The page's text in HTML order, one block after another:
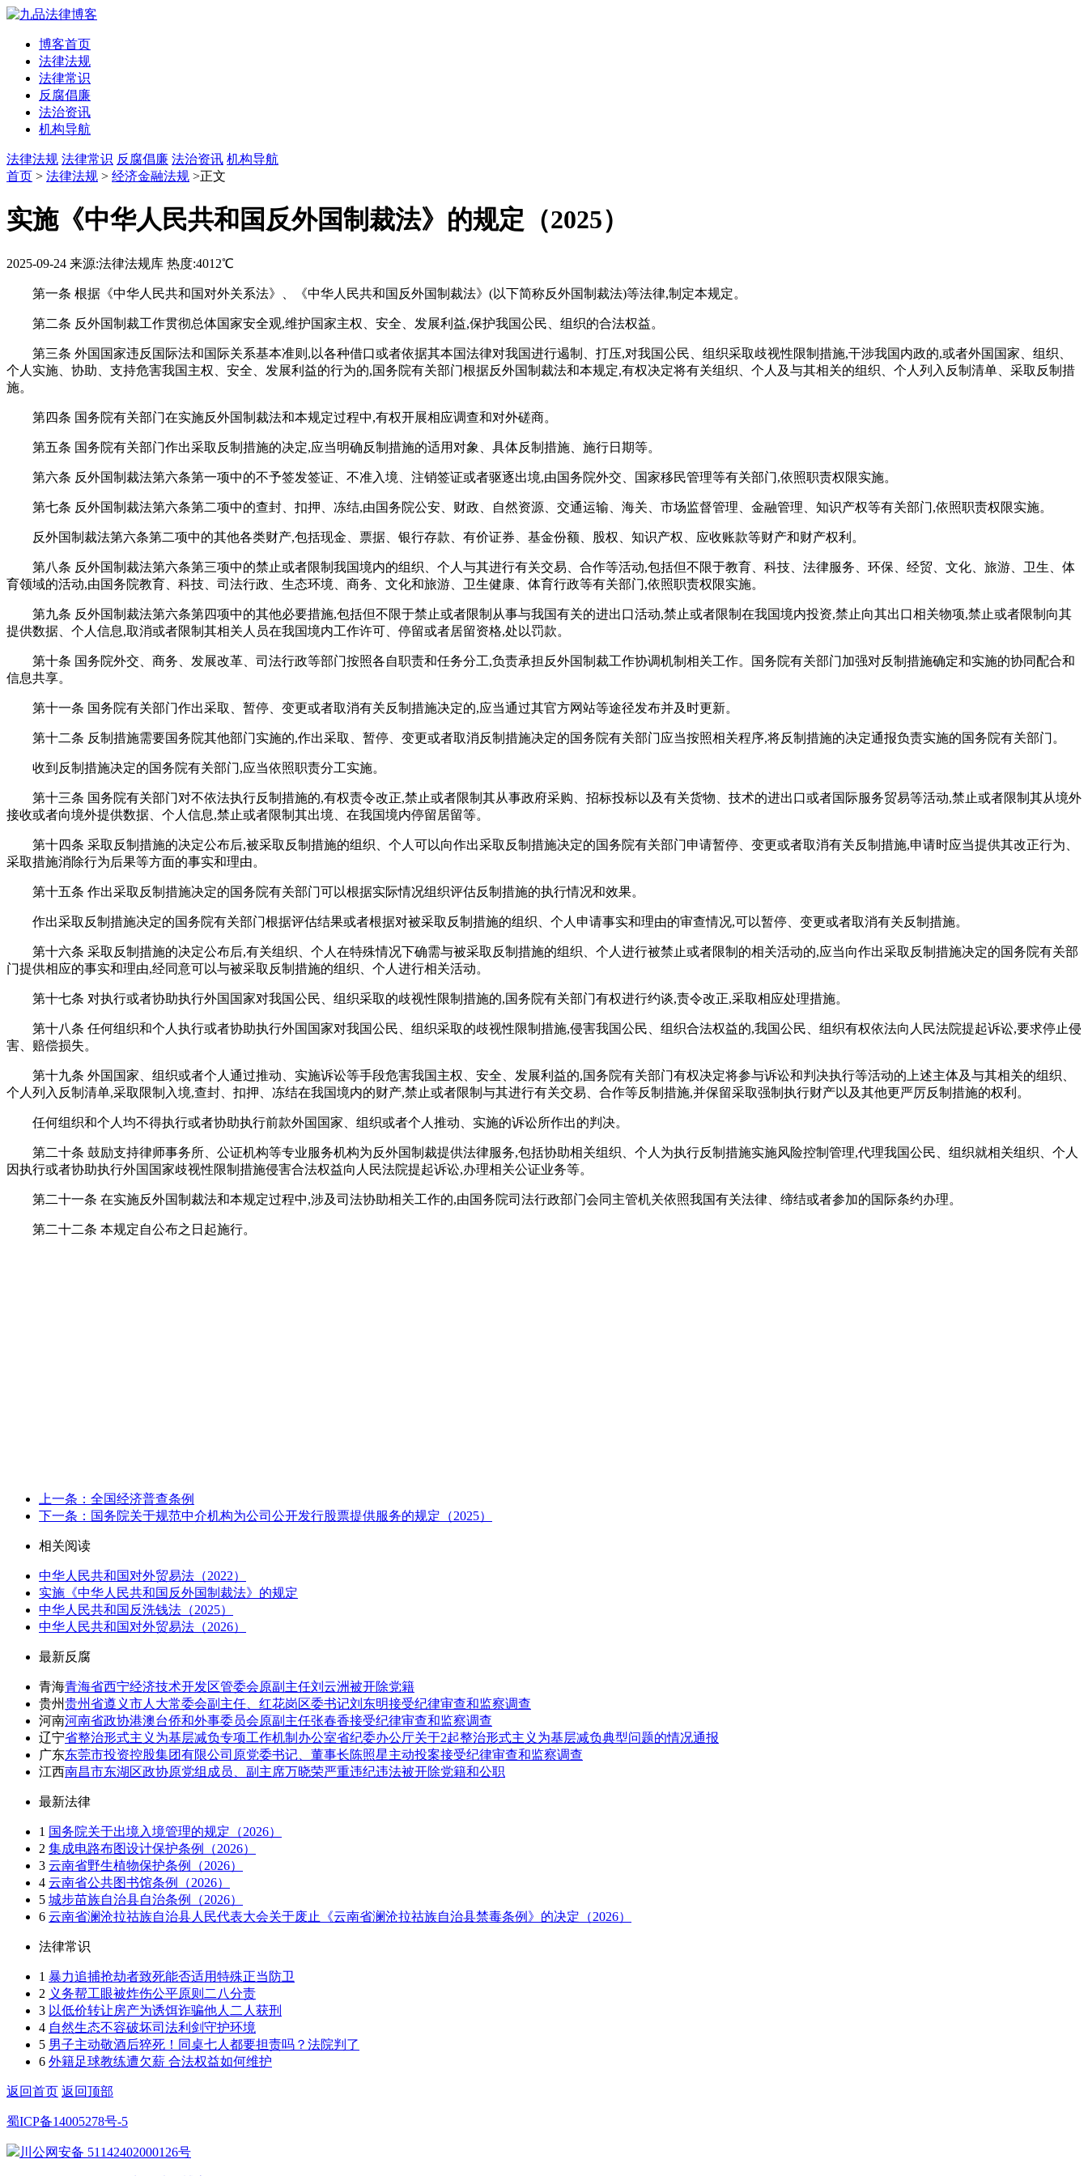
博客首页
法律法规
法律常识
反腐倡廉
法治资讯
机构导航
法律法规 法律常识 反腐倡廉 法治资讯 机构导航
首页 > 法律法规 > 经济金融法规 >正文
实施《中华人民共和国反外国制裁法》的规定（2025）
2025-09-24 来源:法律法规库 热度:4012℃
第一条 根据《中华人民共和国对外关系法》、《中华人民共和国反外国制裁法》(以下简称反外国制裁法)等法律,制定本规定。
第二条 反外国制裁工作贯彻总体国家安全观,维护国家主权、安全、发展利益,保护我国公民、组织的合法权益。
第三条 外国国家违反国际法和国际关系基本准则,以各种借口或者依据其本国法律对我国进行遏制、打压,对我国公民、组织采取歧视性限制措施,干涉我国内政的,或者外国国家、组织、
个人实施、协助、支持危害我国主权、安全、发展利益的行为的,国务院有关部门根据反外国制裁法和本规定,有权决定将有关组织、个人及与其相关的组织、个人列入反制清单、采取反制措
施。
第四条 国务院有关部门在实施反外国制裁法和本规定过程中,有权开展相应调查和对外磋商。
第五条 国务院有关部门作出采取反制措施的决定,应当明确反制措施的适用对象、具体反制措施、施行日期等。
第六条 反外国制裁法第六条第一项中的不予签发签证、不准入境、注销签证或者驱逐出境,由国务院外交、国家移民管理等有关部门,依照职责权限实施。
第七条 反外国制裁法第六条第二项中的查封、扣押、冻结,由国务院公安、财政、自然资源、交通运输、海关、市场监督管理、金融管理、知识产权等有关部门,依照职责权限实施。
反外国制裁法第六条第二项中的其他各类财产,包括现金、票据、银行存款、有价证券、基金份额、股权、知识产权、应收账款等财产和财产权利。
第八条 反外国制裁法第六条第三项中的禁止或者限制我国境内的组织、个人与其进行有关交易、合作等活动,包括但不限于教育、科技、法律服务、环保、经贸、文化、旅游、卫生、体
育领域的活动,由国务院教育、科技、司法行政、生态环境、商务、文化和旅游、卫生健康、体育行政等有关部门,依照职责权限实施。
第九条 反外国制裁法第六条第四项中的其他必要措施,包括但不限于禁止或者限制从事与我国有关的进出口活动,禁止或者限制在我国境内投资,禁止向其出口相关物项,禁止或者限制向其
提供数据、个人信息,取消或者限制其相关人员在我国境内工作许可、停留或者居留资格,处以罚款。
第十条 国务院外交、商务、发展改革、司法行政等部门按照各自职责和任务分工,负责承担反外国制裁工作协调机制相关工作。国务院有关部门加强对反制措施确定和实施的协同配合和
信息共享。
第十一条 国务院有关部门作出采取、暂停、变更或者取消有关反制措施决定的,应当通过其官方网站等途径发布并及时更新。
第十二条 反制措施需要国务院其他部门实施的,作出采取、暂停、变更或者取消反制措施决定的国务院有关部门应当按照相关程序,将反制措施的决定通报负责实施的国务院有关部门。
收到反制措施决定的国务院有关部门,应当依照职责分工实施。
第十三条 国务院有关部门对不依法执行反制措施的,有权责令改正,禁止或者限制其从事政府采购、招标投标以及有关货物、技术的进出口或者国际服务贸易等活动,禁止或者限制其从境外
接收或者向境外提供数据、个人信息,禁止或者限制其出境、在我国境内停留居留等。
第十四条 采取反制措施的决定公布后,被采取反制措施的组织、个人可以向作出采取反制措施决定的国务院有关部门申请暂停、变更或者取消有关反制措施,申请时应当提供其改正行为、
采取措施消除行为后果等方面的事实和理由。
第十五条 作出采取反制措施决定的国务院有关部门可以根据实际情况组织评估反制措施的执行情况和效果。
作出采取反制措施决定的国务院有关部门根据评估结果或者根据对被采取反制措施的组织、个人申请事实和理由的审查情况,可以暂停、变更或者取消有关反制措施。
第十六条 采取反制措施的决定公布后,有关组织、个人在特殊情况下确需与被采取反制措施的组织、个人进行被禁止或者限制的相关活动的,应当向作出采取反制措施决定的国务院有关部
门提供相应的事实和理由,经同意可以与被采取反制措施的组织、个人进行相关活动。
第十七条 对执行或者协助执行外国国家对我国公民、组织采取的歧视性限制措施的,国务院有关部门有权进行约谈,责令改正,采取相应处理措施。
第十八条 任何组织和个人执行或者协助执行外国国家对我国公民、组织采取的歧视性限制措施,侵害我国公民、组织合法权益的,我国公民、组织有权依法向人民法院提起诉讼,要求停止侵
害、赔偿损失。
第十九条 外国国家、组织或者个人通过推动、实施诉讼等手段危害我国主权、安全、发展利益的,国务院有关部门有权决定将参与诉讼和判决执行等活动的上述主体及与其相关的组织、
个人列入反制清单,采取限制入境,查封、扣押、冻结在我国境内的财产,禁止或者限制与其进行有关交易、合作等反制措施,并保留采取强制执行财产以及其他更严厉反制措施的权利。
任何组织和个人均不得执行或者协助执行前款外国国家、组织或者个人推动、实施的诉讼所作出的判决。
第二十条 鼓励支持律师事务所、公证机构等专业服务机构为反外国制裁提供法律服务,包括协助相关组织、个人为执行反制措施实施风险控制管理,代理我国公民、组织就相关组织、个人
因执行或者协助执行外国国家歧视性限制措施侵害合法权益向人民法院提起诉讼,办理相关公证业务等。
第二十一条 在实施反外国制裁法和本规定过程中,涉及司法协助相关工作的,由国务院司法行政部门会同主管机关依照我国有关法律、缔结或者参加的国际条约办理。
第二十二条 本规定自公布之日起施行。
上一条：全国经济普查条例
下一条：国务院关于规范中介机构为公司公开发行股票提供服务的规定（2025）
相关阅读
中华人民共和国对外贸易法（2022）
实施《中华人民共和国反外国制裁法》的规定
中华人民共和国反洗钱法（2025）
中华人民共和国对外贸易法（2026）
最新反腐
青海青海省西宁经济技术开发区管委会原副主任刘云洲被开除党籍
贵州贵州省遵义市人大常委会副主任、红花岗区委书记刘东明接受纪律审查和监察调查
河南河南省政协港澳台侨和外事委员会原副主任张春香接受纪律审查和监察调查
辽宁省整治形式主义为基层减负专项工作机制办公室省纪委办公厅关于2起整治形式主义为基层减负典型问题的情况通报
广东东莞市投资控股集团有限公司原党委书记、董事长陈照星主动投案接受纪律审查和监察调查
江西南昌市东湖区政协原党组成员、副主席万晓荣严重违纪违法被开除党籍和公职
最新法律
1 国务院关于出境入境管理的规定（2026）
2 集成电路布图设计保护条例（2026）
3 云南省野生植物保护条例（2026）
4 云南省公共图书馆条例（2026）
5 城步苗族自治县自治条例（2026）
6 云南省澜沧拉祜族自治县人民代表大会关于废止《云南省澜沧拉祜族自治县禁毒条例》的决定（2026）
法律常识
1 暴力追捕抢劫者致死能否适用特殊正当防卫
2 义务帮工眼被炸伤公平原则二八分责
3 以低价转让房产为诱饵诈骗他人二人获刑
4 自然生态不容破坏司法利剑守护环境
5 男子主动敬酒后猝死！同桌七人都要担责吗？法院判了
6 外籍足球教练遭欠薪 合法权益如何维护
返回首页 返回顶部
蜀ICP备14005278号-5
川公网安备 51142402000126号